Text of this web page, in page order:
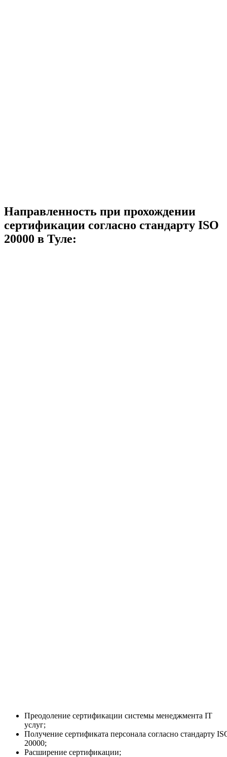
Направленность при прохождении
сертификации согласно стандарту ISO
20000 в Туле:
Преодоление сертификации системы менеджмента IT
услуг;
Получение сертификата персонала согласно стандарту
20000;
Расширение сертификации;